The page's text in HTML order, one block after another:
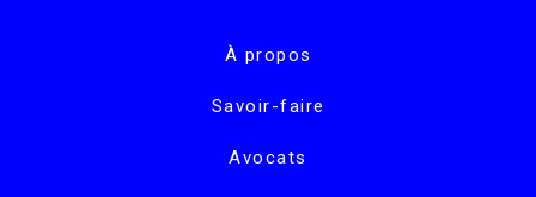
À propos
Savoir-faire
Avocats